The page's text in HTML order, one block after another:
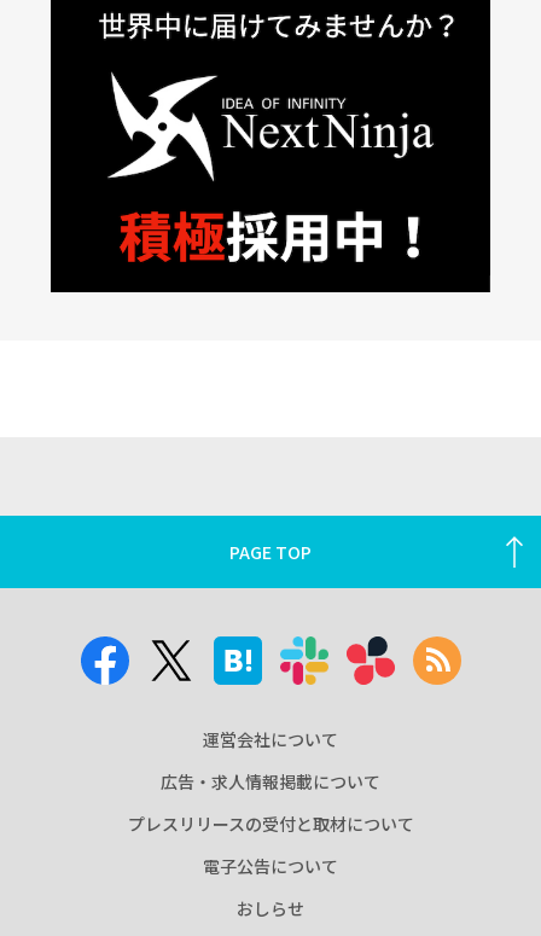
PAGE TOP
運営会社について
広告・求人情報掲載について
プレスリリースの受付と取材について
電子公告について
おしらせ